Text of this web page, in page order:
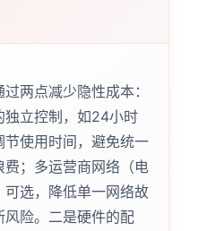
两点减少隐性成本：
独立控制，如24小时
节使用时间，避免统一
；多运营商网络（电
选，降低单一网络故
风险。二是硬件的配